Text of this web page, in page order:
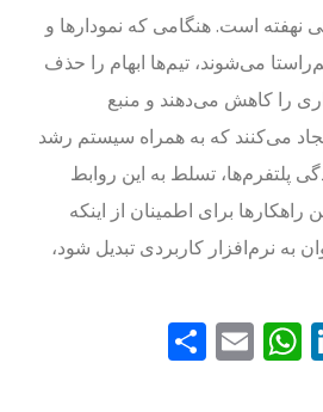
است. هنگامی که نمودارها و
می‌شوند، تیم‌ها ابهام را حذف
را کاهش می‌دهند و منبع
می‌کنند که به همراه سیستم رشد
پلتفرم‌ها، تسلط به این روابط
برای اطمینان از اینکه
نرم‌افزار کاربردی تبدیل شود،
LinkedIn
WhatsApp
Emailاشتراک